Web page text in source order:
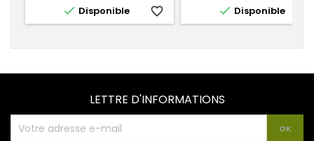
 Disponible favorite_border  Disponible
LETTRE D'INFORMATIONS